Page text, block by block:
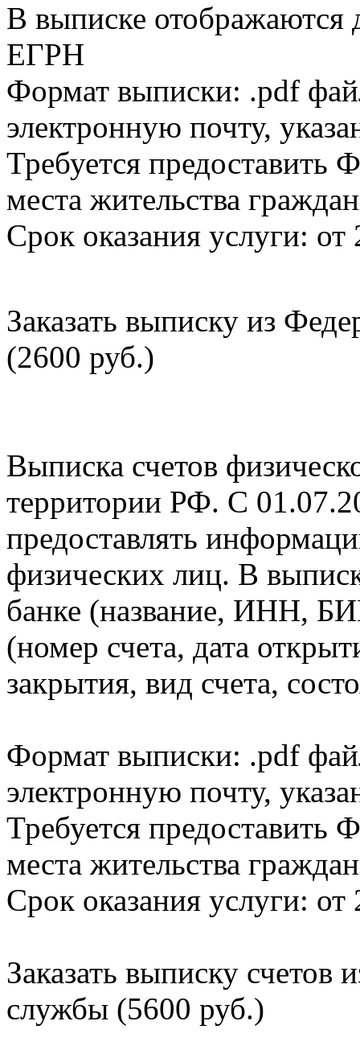
В выписке
ЕГРН
Формат выписки: .pdf
электронную почту,
Требуется
места жительства
Срок оказания услуги: от
Заказать выписку из
(2600 руб.)
Выписка счетов
территории РФ. С
предоставлять
физических лиц. В
банке (название, ИНН,
(номер счета, дата
закрытия, вид счета,
Формат выписки: .pdf
электронную почту,
Требуется
места жительства
Срок оказания услуги: от
Заказать выписку счетов
службы (5600 руб.)